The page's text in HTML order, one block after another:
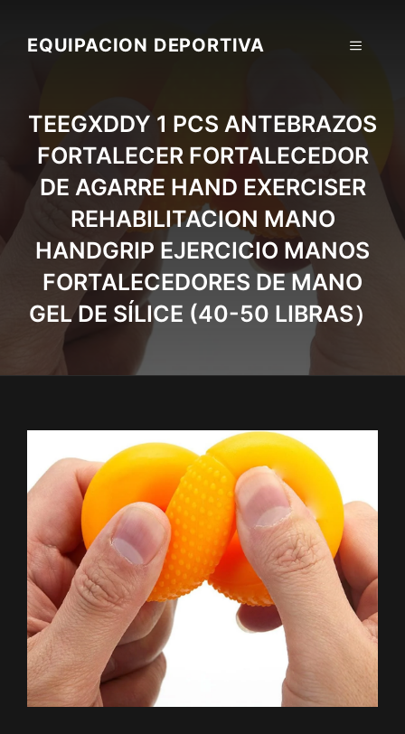
contentEQUIPACION DEPORTIVA MENU
TEEGXDDY 1 PCS ANTEBRAZOS
FORTALECER FORTALECEDOR
DE AGARRE HAND EXERCISER
REHABILITACION MANO
HANDGRIP EJERCICIO MANOS
FORTALECEDORES DE MANO
GEL DE SÍLICE (40-50 LIBRAS）